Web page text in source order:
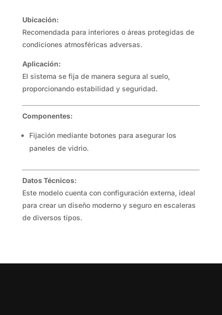
Ubicación:
Recomendada para interiores o áreas protegidas de
condiciones atmosféricas adversas.
Aplicación:
El sistema se fija de manera segura al suelo,
proporcionando estabilidad y seguridad.
Componentes:
Fijación mediante botones para asegurar los
paneles de vidrio.
Datos Técnicos:
Este modelo cuenta con configuración externa, ideal
para crear un diseño moderno y seguro en escaleras
de diversos tipos.